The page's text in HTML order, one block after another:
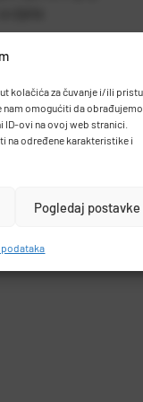
kolačića za čuvanje i/ili
nam omogućiti da obrađujemo
ovi na ovoj web stranici.
na određene karakteristike i
Pogledaj postavke